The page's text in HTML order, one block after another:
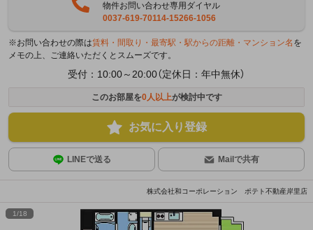
物件お問い合わせ専用ダイヤル
0037-619-70114-15266-1056
※お問い合わせの際は賃料・間取り・最寄駅・駅からの距離・マンション名 を
メモの上、ご連絡いただくとスムーズです。
受付：10:00～20:00（定休日：年中無休）
このお部屋を0人以上が検討中です
お気に入り登録
LINEで送る Mailで共有
株式会社和コーポレーション ポテト不動産岸里店
1/18